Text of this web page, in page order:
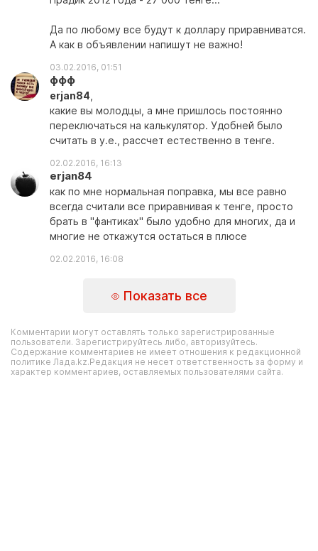
Да по любому все будут к доллару приравниватся.
А как в объявлении напишут не важно!
03.02.2016, 01:51
ффф
erjan84
какие вы молодцы, а мне пришлось постоянно
переключаться на калькулятор. Удобней было
считать в у.е., рассчет естественно в тенге.
02.02.2016, 16:13
erjan84
как по мне нормальная поправка, мы все равно
всегда считали все приравнивая к тенге, просто
брать в "фантиках" было удобно для многих, да и
многие не откажутся остаться в плюсе
02.02.2016, 16:08
Показать все
Комментарии могут оставлять только зарегистрированные
пользователи. Зарегистрируйтесь либо, авторизуйтесь.
Содержание комментариев не имеет отношения к редакционной
политике Лада.kz.Редакция не несет ответственность за форму и
характер комментариев, оставляемых пользователями сайта.